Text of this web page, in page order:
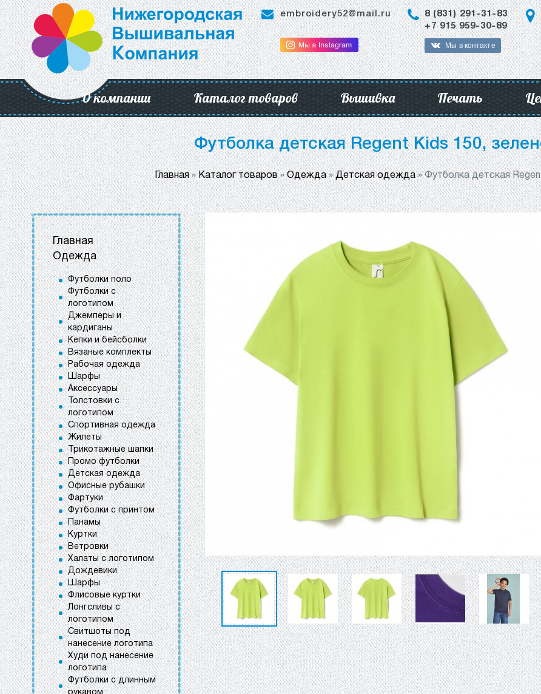
embroidery52@mail.ru
8 (831) 291-31-83
+7 915 959-30-89
Мы в контакте
О компании Каталог товаров Вышивка Печать
Футболка детская Regent Kids 150,
Главная»Каталог товаров»Одежда»Детская одежда»Футболка детская
Главная
Одежда
Футболки поло
Футболки с
логотипом
Джемперы и
кардиганы
Кепки и бейсболки
Вязаные комплекты
Рабочая одежда
Шарфы
Аксессуары
Толстовки с
логотипом
Спортивная одежда
Жилеты
Трикотажные шапки
Промо футболки
Детская одежда
Офисные рубашки
Фартуки
Футболки с принтом
Панамы
Куртки
Ветровки
Халаты с логотипом
Дождевики
Шарфы
Флисовые куртки
Лонгсливы с
логотипом
Свитшоты под
нанесение логотипа
Худи под нанесение
логотипа
Футболки с длинным